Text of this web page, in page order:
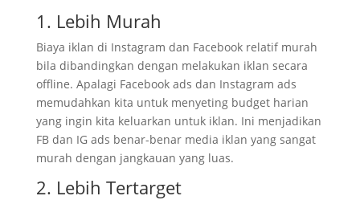
1. Lebih Murah
Biaya iklan di Instagram dan Facebook relatif murah
bila dibandingkan dengan melakukan iklan secara
offline. Apalagi Facebook ads dan Instagram ads
memudahkan kita untuk menyeting budget harian
yang ingin kita keluarkan untuk iklan. Ini menjadikan
FB dan IG ads benar-benar media iklan yang sangat
murah dengan jangkauan yang luas.
2. Lebih Tertarget